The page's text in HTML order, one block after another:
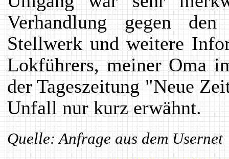
Verhandlung gegen
Stellwerk und weitere
Lokführers, meiner Oma
der Tageszeitung "Neue
Unfall nur kurz erwähnt.
Quelle: Anfrage aus dem Usernet